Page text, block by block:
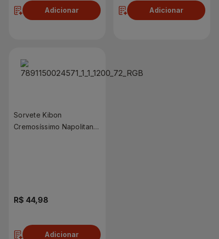
Adicionar Adicionar
Sorvete Kibon
Cremosíssimo Napolitano
R$ 44,98
Adicionar